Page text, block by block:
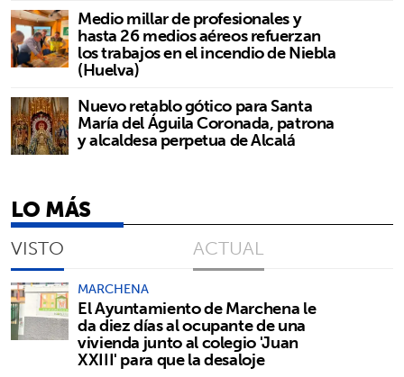
Medio millar de profesionales y
hasta 26 medios aéreos refuerzan
los trabajos en el incendio de Niebla
(Huelva)
Nuevo retablo gótico para Santa
María del Águila Coronada, patrona
y alcaldesa perpetua de Alcalá
LO MÁS
VISTO ACTUAL
MARCHENA
El Ayuntamiento de Marchena le
da diez días al ocupante de una
vivienda junto al colegio 'Juan
XXIII' para que la desaloje